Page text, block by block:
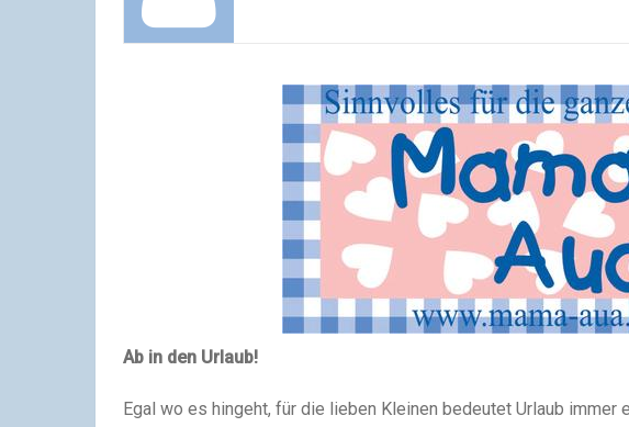
Ab in den Urlaub!
Egal wo es hingeht, für die lieben Kleinen bedeutet Urlaub immer